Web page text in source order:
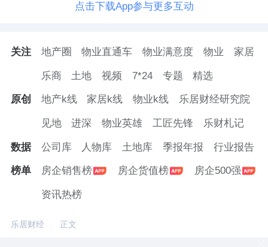
点击下载App参与更多互动
关注 地产圈 物业直通车 物业满意度 物业 家居
乐商 土地 视频 7*24 专题 精选
原创 地产k线 家居k线 物业k线 乐居财经研究院
见地 进深 物业英雄 工匠先锋 乐财札记
数据 公司库 人物库 土地库 季报年报 行业报告
榜单 房企销售榜 房企货值榜 房企500强
资讯热榜
乐居财经 正文